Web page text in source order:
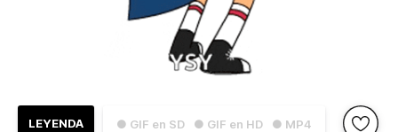
● GIF en SD ● GIF en HD ● MP4
LEYENDA